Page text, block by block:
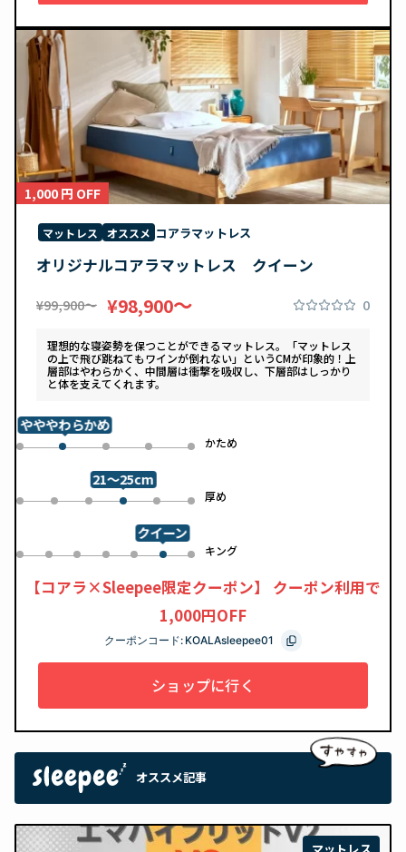
1,000 円 OFF
マットレス オススメ コアラマットレス
オリジナルコアラマットレス クイーン
¥99,900〜 ¥98,900〜 0
理想的な寝姿勢を保つことができるマットレス。「マットレス
の上で飛び跳ねてもワインが倒れない」というCMが印象的！上
層部はやわらかく、中間層は衝撃を吸収し、下層部はしっかり
と体を支えてくれます。
0 1
やややわらかめ
2 3 かため
4
0 1 2 3
21～25cm
4 厚め
5
0 1 2 3 4 5
クイーン
キング
6
【コアラ×Sleepee限定クーポン】 クーポン利用で
1,000円OFF
クーポンコード: KOALAsleepee01
ショップに行く
オススメ記事